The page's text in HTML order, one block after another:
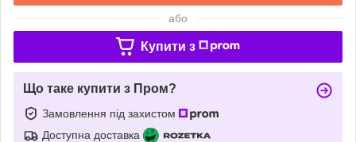
або
Купити з
Що таке купити з Пром?
Замовлення під захистом
Доступна доставка